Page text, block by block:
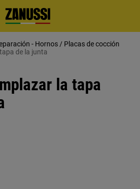
- Hornos / Placas de cocción
de la junta
la tapa